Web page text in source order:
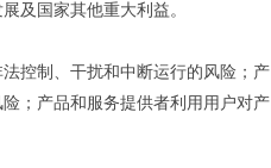
及国家其他重大利益。
控制、干扰和中断运行的风险；产
；产品和服务提供者利用用户对产